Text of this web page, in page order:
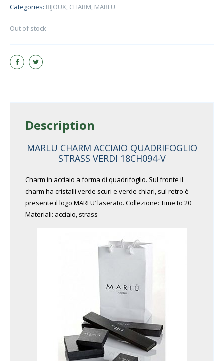
Categories: BIJOUX, CHARM, MARLU'
Out of stock
Description
MARLU CHARM ACCIAIO QUADRIFOGLIO
STRASS VERDI 18CH094-V
Charm in acciaio a forma di quadrifoglio. Sul fronte il
charm ha cristalli verde scuri e verde chiari, sul retro è
presente il logo MARLU’ laserato. Collezione: Time to 20
Materiali: acciaio, strass